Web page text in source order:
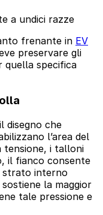
a undici razze
frenante in EV
preservare gli
quella specifica
disegno che
l’area del
tensione, i talloni
il fianco consente
strato interno
la maggior
tale pressione e